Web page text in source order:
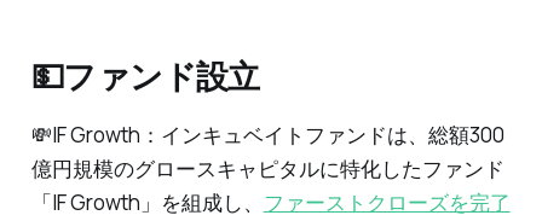
💵ファンド設立
💸IF Growth：インキュベイトファンドは、総額300
億円規模のグロースキャピタルに特化したファンド
「IF Growth」を組成し、 ファーストクローズを完了